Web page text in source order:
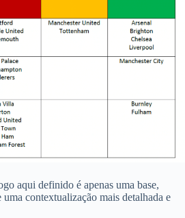
aqui definido é apenas uma base,
contextualização mais detalhada e